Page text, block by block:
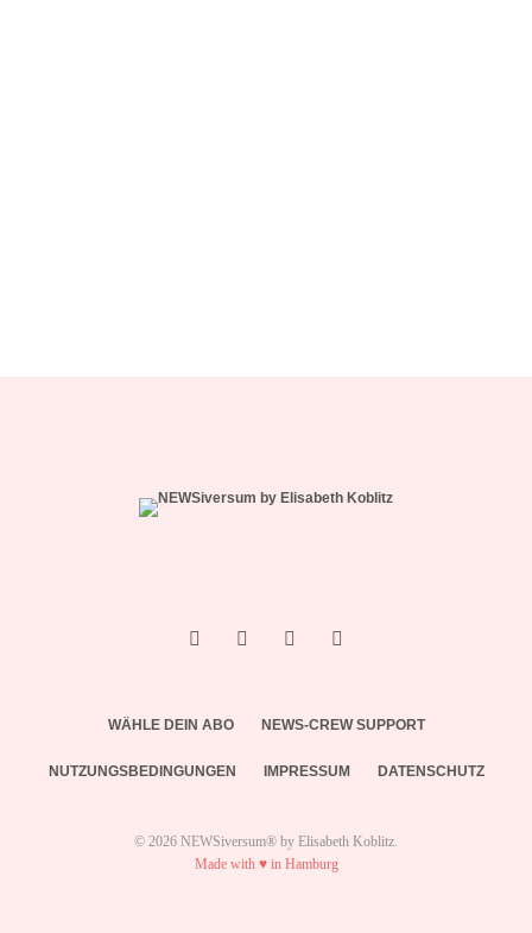
WÄHLE DEIN ABO NEWS-CREW SUPPORT
NUTZUNGSBEDINGUNGEN IMPRESSUM DATENSCHUTZ
© 2026 NEWSiversum® by Elisabeth Koblitz.
Made with ♥ in Hamburg